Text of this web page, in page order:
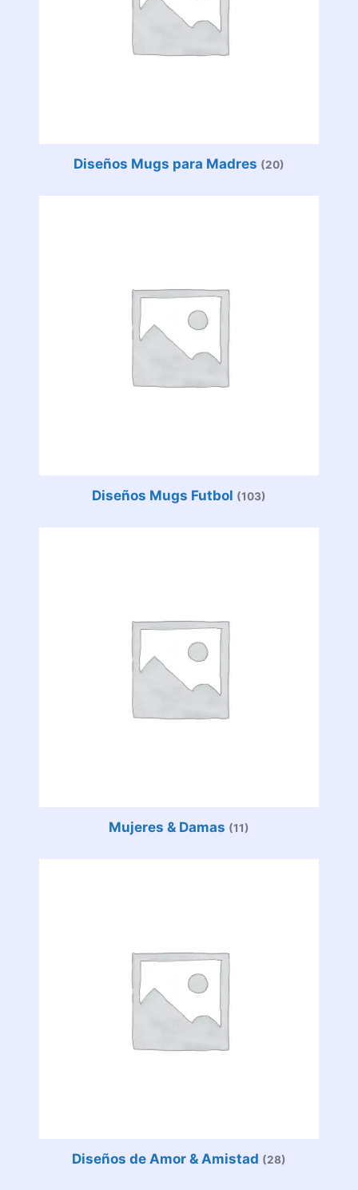
Diseños Mugs para Madres (20)
Diseños Mugs Futbol (103)
Mujeres & Damas (11)
Diseños de Amor & Amistad (28)